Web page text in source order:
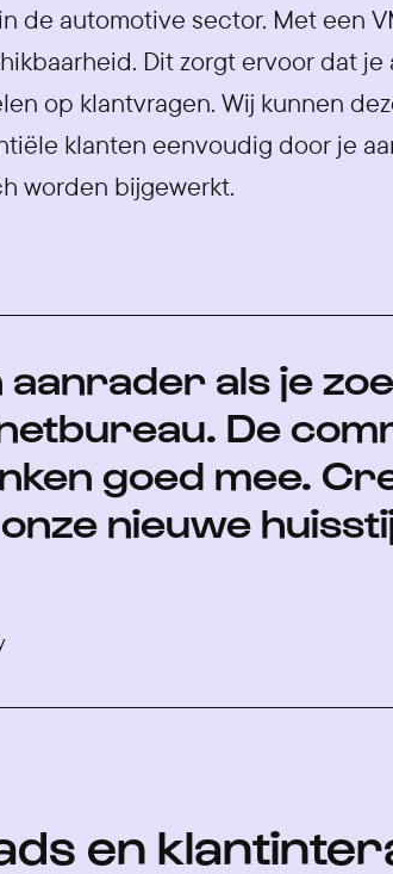
de automotive sector. Met een
Dit zorgt ervoor dat
op klantvragen. Wij kunnen
klanten eenvoudig door je
worden bijgewerkt.
als je
De
goed mee.
nieuwe
en